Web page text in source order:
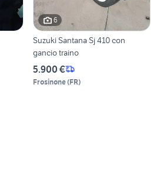
6
Suzuki Santana Sj 410 con
gancio traino
5.900 €
Frosinone(FR)